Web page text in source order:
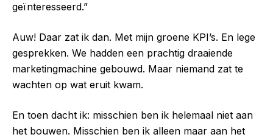
geïnteresseerd.”
Auw! Daar zat ik dan. Met mijn groene KPI’s. En lege
gesprekken. We hadden een prachtig draaiende
marketingmachine gebouwd. Maar niemand zat te
wachten op wat eruit kwam.
En toen dacht ik: misschien ben ik helemaal niet aan
het bouwen. Misschien ben ik alleen maar aan het